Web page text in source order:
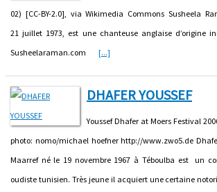
02) [CC-BY-2.0], via Wikimedia Commons Susheela
21 juillet 1973, est une chanteuse anglaise d’origine
Susheelaraman.com [...]
DHAFER YOUSSEF
Youssef Dhafer at Moers Festival
photo: nomo/michael hoefner http://www.zwo5.de
Maarref né le 19 novembre 1967 à Téboulba est un
oudiste tunisien. Très jeune il acquiert une certaine